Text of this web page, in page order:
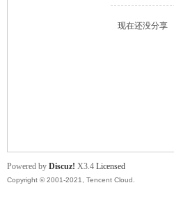
现在还没分享
Powered by Discuz! X3.4 Licensed
Copyright © 2001-2021, Tencent Cloud.